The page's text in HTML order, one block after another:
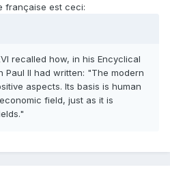
française est ceci:
recalled how, in his Encyclical
Paul II had written: "The modern
aspects. Its basis is human
field, just as it is